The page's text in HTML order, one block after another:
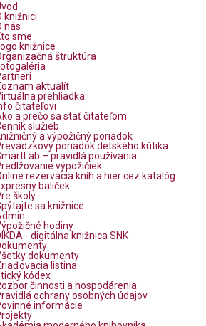
knižnici
nás
sme
knižnice
štruktúra
aktualít
prehliadka
čitateľovi
a prečo sa stať čitateľom
služieb
a výpožičný poriadok
poriadok detského kútika
– pravidlá používania
výpožičiek
rezervácia kníh a hier cez katalóg
balíček
školy
sa knižnice
hodiny
- digitálna knižnica SNK
dokumenty
listina
kódex
činnosti a hospodárenia
ochrany osobných údajov
informácie